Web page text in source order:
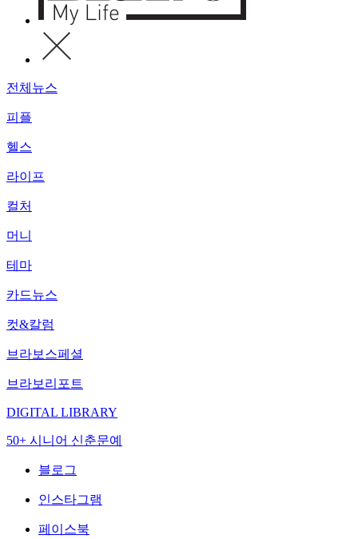
전체뉴스
피플
헬스
라이프
컬처
머니
테마
카드뉴스
컷&칼럼
브라보스페셜
브라보리포트
DIGITAL LIBRARY
50+ 시니어 신춘문예
블로그
인스타그램
페이스북